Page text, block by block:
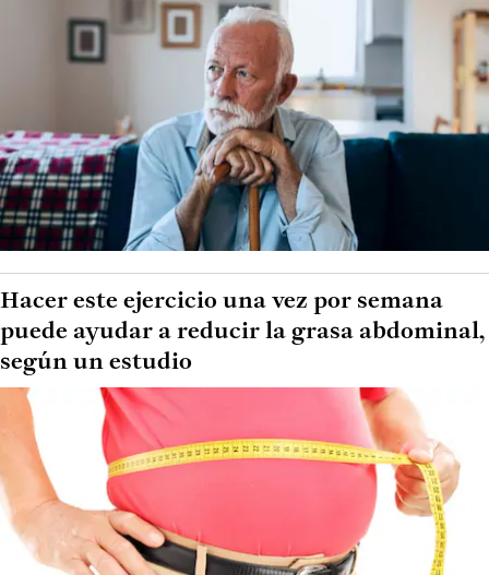
Hacer este ejercicio una vez por semana
puede ayudar a reducir la grasa abdominal,
según un estudio